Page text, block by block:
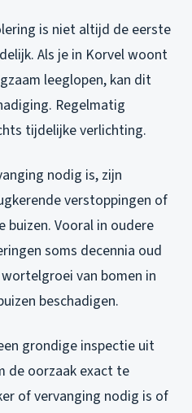
is niet altijd de eerste
Als je in Korvel woont
leeglopen, kan dit
Regelmatig
tijdelijke verlichting.
nodig is, zijn
verstoppingen of
buizen. Vooral in oudere
soms decennia oud
van bomen in
beschadigen.
grondige inspectie uit
de oorzaak exact te
of vervanging nodig is of